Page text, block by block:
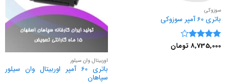
سوزوکی
باتری 60 آمپر سوزوکی
نمره4
8,735,000 تومان
اوربیتال وان سیلور
باتری 60 آمپر اوربیتال وان سیلور
سپاهان